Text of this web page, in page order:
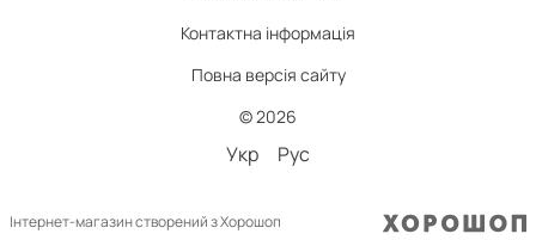
Контактна інформація
Повна версія сайту
© 2026
Укр Рус
Інтернет-магазин створений з Хорошоп